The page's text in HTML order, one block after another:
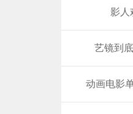
影人
艺镜到
动画电影